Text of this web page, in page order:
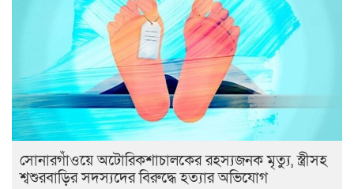
সোনারগাঁওয়ে অটোরিকশাচালকের রহস্যজনক মৃত্যু, স্ত্রীসহ
শ্বশুরবাড়ির সদস্যদের বিরুদ্ধে হত্যার অভিযোগ